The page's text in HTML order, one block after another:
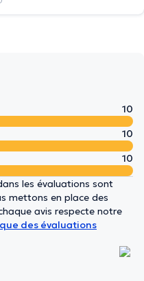
10
10
10
les évaluations sont
mettons en place des
avis respecte notre
des évaluations